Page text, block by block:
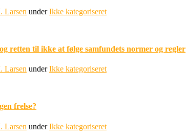
Larsen underIkke kategoriseret
retten til ikke at følge samfundets normer og regler
Larsen underIkke kategoriseret
frelse?
Larsen underIkke kategoriseret